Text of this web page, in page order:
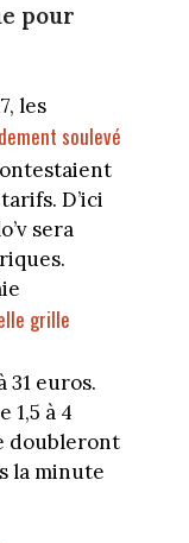
pour
les
soulevé
D’ici
sera
grille
31 euros.
1,5 à 4
doubleront
la minute